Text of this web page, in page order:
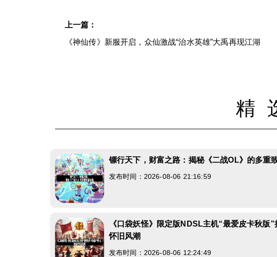
上一篇：
《神仙传》新服开启，众仙激战“治水英雄”大禹再现江湖
精
镖行天下，财富之路：揭秘《二战OL》的多重
发布时间：2026-08-06 21:16:59
《口袋妖怪》限定版NDSL主机“最爱皮卡秋版”
怀旧风潮
发布时间：2026-08-06 12:24:49